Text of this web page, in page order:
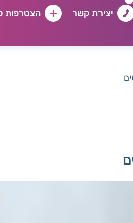
יצירת קשר הצטרפות